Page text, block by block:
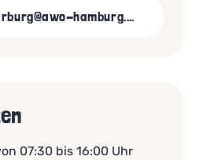
waldkita-harburg@awo-hamburg.de
07:30 bis 16:00 Uhr